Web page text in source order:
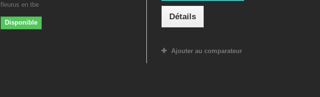
fleurus en tbe
Disponible
Détails
Ajouter au comparateur